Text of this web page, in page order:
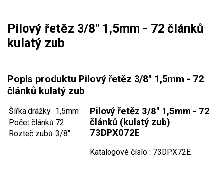
Křovinořezy a vyžínače
Aku křovinořezy a vyžínače
Motorové pily
Benzínové pily
Pilový řetěz 3/8" 1,5mm - 72 článků
kulatý zub
Popis produktu Pilový řetěz 3/8" 1,5mm - 72
článků kulatý zub
Šířka drážky 1,5mm
Počet článků 72
Rozteč zubů 3/8"
Pilový řetěz 3/8" 1,5mm - 72
článků (kulatý zub)
73DPX072E
Katalogové číslo : 73DPX72E